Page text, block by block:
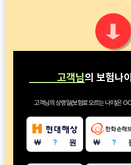
고객님의 보험나
고객님의 상령일(보험료 오르는 나이)은
￦? 원 ￦ ?